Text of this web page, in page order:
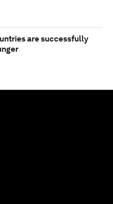
are successfully